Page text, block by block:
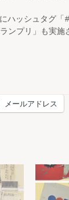
ハッシュタグ「
ンプリ」も実施
メールアドレス